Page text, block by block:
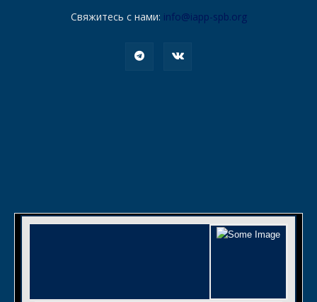
Свяжитесь с нами: info@iapp-spb.org